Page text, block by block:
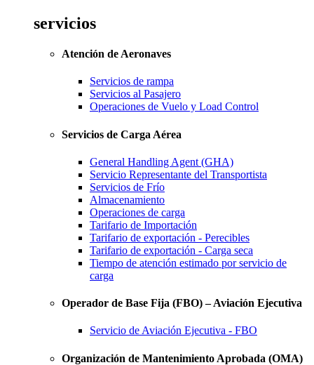
servicios
Atención de Aeronaves
Servicios de rampa
Servicios al Pasajero
Operaciones de Vuelo y Load Control
Servicios de Carga Aérea
General Handling Agent (GHA)
Servicio Representante del Transportista
Servicios de Frío
Almacenamiento
Operaciones de carga
Tarifario de Importación
Tarifario de exportación - Perecibles
Tarifario de exportación - Carga seca
Tiempo de atención estimado por servicio de
carga
Operador de Base Fija (FBO) – Aviación Ejecutiva
Servicio de Aviación Ejecutiva - FBO
Organización de Mantenimiento Aprobada (OMA)